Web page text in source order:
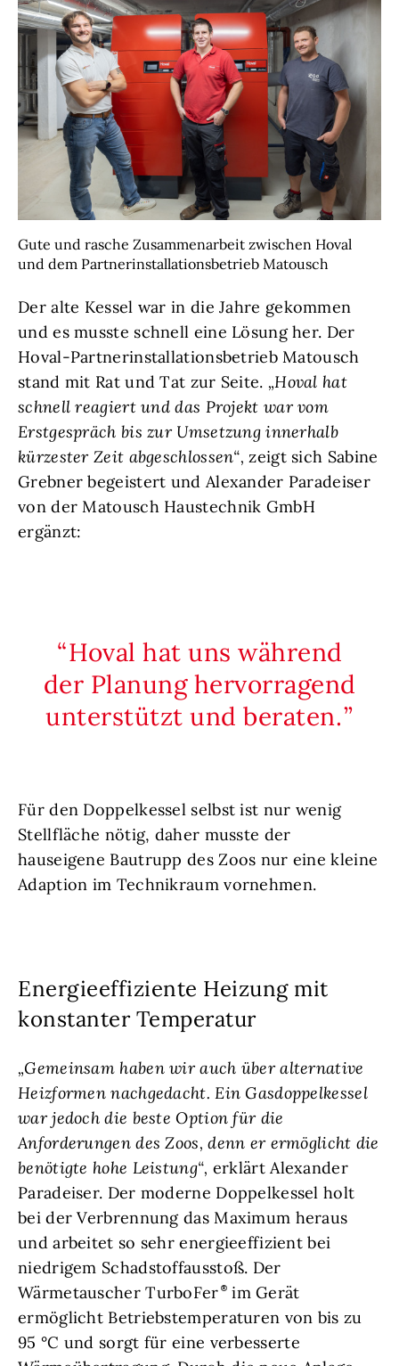
Gute und rasche Zusammenarbeit zwischen Hoval
und dem Partnerinstallationsbetrieb Matousch
Der alte Kessel war in die Jahre gekommen
und es musste schnell eine Lösung her. Der
Hoval-Partnerinstallationsbetrieb Matousch
stand mit Rat und Tat zur Seite. „Hoval hat
schnell reagiert und das Projekt war vom
Erstgespräch bis zur Umsetzung innerhalb
kürzester Zeit abgeschlossen“,zeigt sich Sabine
Grebner begeistert und Alexander Paradeiser
von der Matousch Haustechnik GmbH
ergänzt:
Hoval hat uns während
der Planung hervorragend
unterstützt und beraten.
Für den Doppelkessel selbst ist nur wenig
Stellfläche nötig, daher musste der
hauseigene Bautrupp des Zoos nur eine kleine
Adaption im Technikraum vornehmen.
Energieeffiziente Heizung mit
konstanter Temperatur
„Gemeinsam haben wir auch über alternative
Heizformen nachgedacht. Ein Gasdoppelkessel
war jedoch die beste Option für die
Anforderungen des Zoos, denn er ermöglicht die
benötigte hohe Leistung“, erklärt Alexander
Paradeiser. Der moderne Doppelkessel holt
bei der Verbrennung das Maximum heraus
und arbeitet so sehr energieeffizient bei
niedrigem Schadstoffausstoß. Der
Wärmetauscher TurboFer im Gerät
ermöglicht Betriebstemperaturen von bis zu
95 °C und sorgt für eine verbesserte